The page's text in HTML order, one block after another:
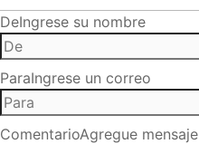
DeIngrese su nombre
ParaIngrese un correo
ComentarioAgregue mensaje